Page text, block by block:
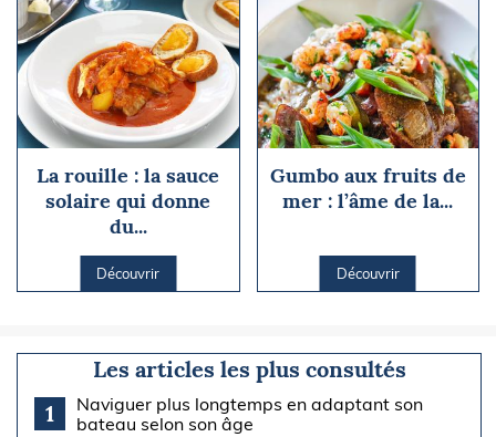
La rouille : la sauce
solaire qui donne
du...
Découvrir
Gumbo aux fruits de
mer : l’âme de la...
Découvrir
Les articles les plus consultés
1
Naviguer plus longtemps en adaptant son
bateau selon son âge